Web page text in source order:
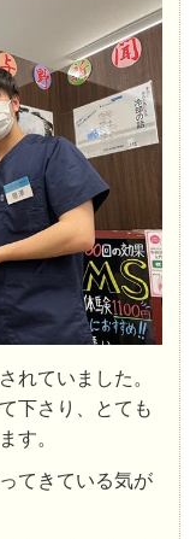
れていました。
下さり、とても
す。
てきている気が